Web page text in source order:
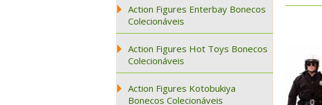
Action Figures Enterbay Bonecos
Colecionáveis
Action Figures Hot Toys Bonecos
Colecionáveis
Action Figures Kotobukiya
Bonecos Colecionáveis